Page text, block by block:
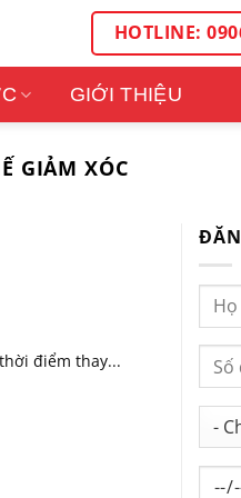
HOTLINE:
GIỚI THIỆU
GIẢM XÓC
điểm thay...